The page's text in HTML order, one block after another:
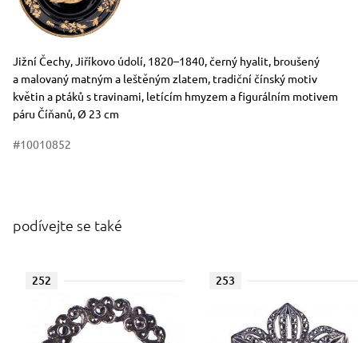
Rozměry
Stručný popis předmětu
Jižní Čechy, Jiříkovo údolí, 1820–1840, černý hyalit, broušený
a malovaný matným a leštěným zlatem, tradiční čínský motiv
květin a ptáků s travinami, letícím hmyzem a figurálním motivem
páru Číňanů, Ø 23 cm
#10010852
podívejte se také
252 253